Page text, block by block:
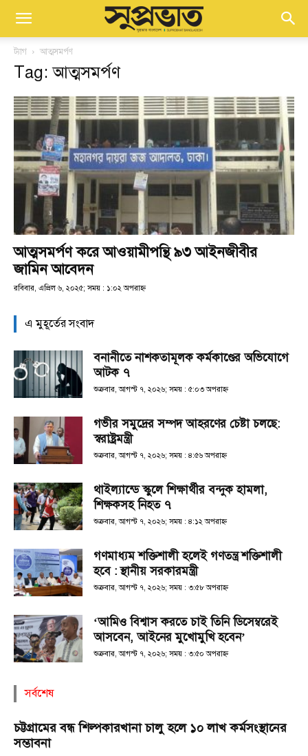
ট্যাগ আত্মসমর্পণ
Tag: আত্মসমর্পণ
আত্মসমর্পণ করে আওয়ামীপন্থি ৯৩ আইনজীবীর
জামিন আবেদন
রবিবার, এপ্রিল ৬, ২০২৫; সময় : ১:০২ অপরাহ্ণ
এ মুহূর্তের সংবাদ
বনানীতে নাশকতামূলক কর্মকাণ্ডের অভিযোগে
আটক ৭
শুক্রবার, আগস্ট ৭, ২০২৬; সময় : ৫:০৩ অপরাহ্ণ
গভীর সমুদ্রের সম্পদ আহরণের চেষ্টা চলছে:
স্বরাষ্ট্রমন্ত্রী
শুক্রবার, আগস্ট ৭, ২০২৬; সময় : ৪:৫৬ অপরাহ্ণ
থাইল্যান্ডে স্কুলে শিক্ষার্থীর বন্দুক হামলা,
শিক্ষকসহ নিহত ৭
শুক্রবার, আগস্ট ৭, ২০২৬; সময় : ৪:১২ অপরাহ্ণ
গণমাধ্যম শক্তিশালী হলেই গণতন্ত্র শক্তিশালী
হবে : স্থানীয় সরকারমন্ত্রী
শুক্রবার, আগস্ট ৭, ২০২৬; সময় : ৩:৫৮ অপরাহ্ণ
‘আমিও বিশ্বাস করতে চাই তিনি ডিসেম্বরেই
আসবেন, আইনের মুখোমুখি হবেন’
শুক্রবার, আগস্ট ৭, ২০২৬; সময় : ৩:৫০ অপরাহ্ণ
সর্বশেষ
চট্টগ্রামের বন্ধ শিল্পকারখানা চালু হলে ১০ লাখ কর্মসংস্থানের
সম্ভাবনা